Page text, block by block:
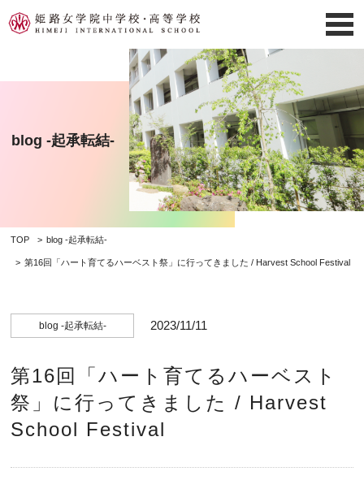
blog -起承転結-
TOP blog -起承転結-
第16回「ハート育てるハーベスト祭」に行ってきました / Harvest School Festival
blog -起承転結- 2023/11/11
第16回「ハート育てるハーベスト
祭」に行ってきました / Harvest
School Festival